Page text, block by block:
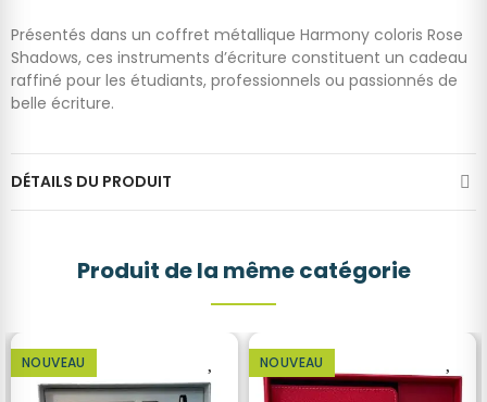
Présentés dans un coffret métallique Harmony coloris Rose
Shadows, ces instruments d’écriture constituent un cadeau
raffiné pour les étudiants, professionnels ou passionnés de
belle écriture.
DÉTAILS DU PRODUIT
Produit de la même catégorie
NOUVEAU NOUVEAU